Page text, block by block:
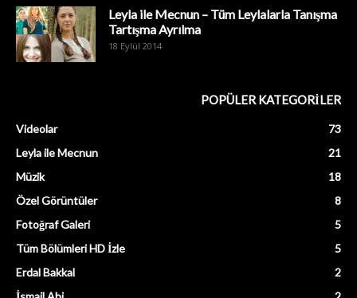
Leyla ile Mecnun – Tüm Leylalarla Tanışma
Tartışma Ayrılma
18 Eylül 2014
POPÜLER KATEGORİLER
Videolar
73
Leyla ile Mecnun
21
Müzik
18
Özel Görüntüler
8
Fotoğraf Galeri
5
Tüm Bölümleri HD İzle
5
Erdal Bakkal
2